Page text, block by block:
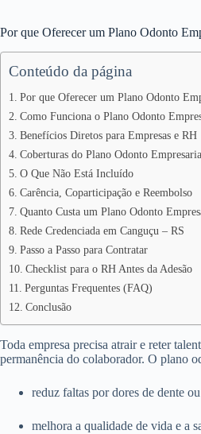
Por que Oferecer um Plano Odonto
Conteúdo da página
Por que Oferecer um Plano Odonto
Como Funciona o Plano Odonto
Benefícios Diretos para Empresas e RH
Coberturas do Plano Odonto
O Que Não Está Incluído
Carência, Coparticipação e Reembolso
Quanto Custa um Plano Odonto
Rede Credenciada em Canguçu – RS
Passo a Passo para Contratar
Checklist para o RH Antes da Adesão
Perguntas Frequentes (FAQ)
Conclusão
Toda empresa precisa atrair e reter
permanência do colaborador. O plano
reduz faltas por dores de dente
melhora a qualidade de vida e a